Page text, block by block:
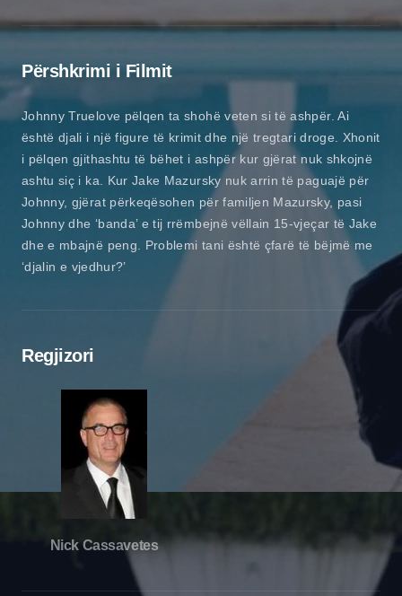
Përshkrimi i Filmit
Johnny Truelove pëlqen ta shohë veten si të ashpër. Ai
është djali i një figure të krimit dhe një tregtari droge. Xhonit
i pëlqen gjithashtu të bëhet i ashpër kur gjërat nuk shkojnë
ashtu siç i ka. Kur Jake Mazursky nuk arrin të paguajë për
Johnny, gjërat përkeqësohen për familjen Mazursky, pasi
Johnny dhe ‘banda’ e tij rrëmbejnë vëllain 15-vjeçar të Jake
dhe e mbajnë peng. Problemi tani është çfarë të bëjmë me
‘djalin e vjedhur?’
Regjizori
Nick Cassavetes